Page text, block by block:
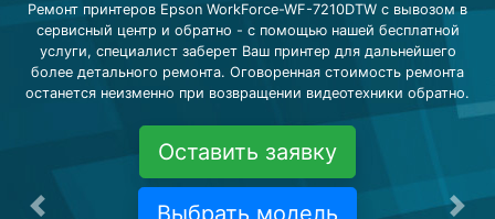
Ремонт принтеров Epson WorkForce-WF-7210DTW с вывозом в
сервисный центр и обратно - с помощью нашей бесплатной
услуги, специалист заберет Ваш принтер для дальнейшего
более детального ремонта. Оговоренная стоимость ремонта
останется неизменно при возвращении видеотехники обратно.
Оставить заявку
Выбрать модель